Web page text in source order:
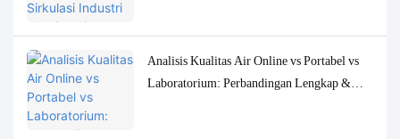
Analisis Kualitas Air Online vs Portabel vs
Laboratorium: Perbandingan Lengkap &